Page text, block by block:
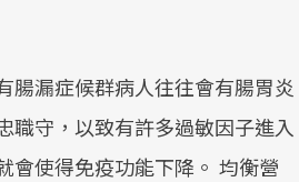
腸漏症候群病人往往會有腸胃炎
職守，以致有許多過敏因子進入
會使得免疫功能下降。 均衡營
所的服務，更是民眾了解自身健康
啟動健康管理的重要起點。
前往專題
前往專題
前往專題